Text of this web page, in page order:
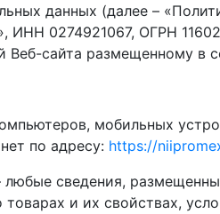
данных (далее –
0274921067, ОГРН
Веб-сайта размещенному
мобильных
по адресу: https://
любые сведения,
и их свойствах,